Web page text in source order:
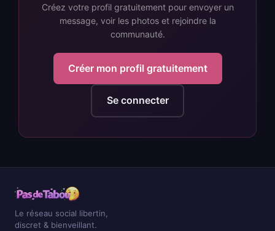
Créez votre profil gratuitement pour envoyer un
message, voir les photos et rejoindre la
communauté.
Créer mon profil gratuitement
Se connecter
Le réseau social libertin,
discret & bienveillant.